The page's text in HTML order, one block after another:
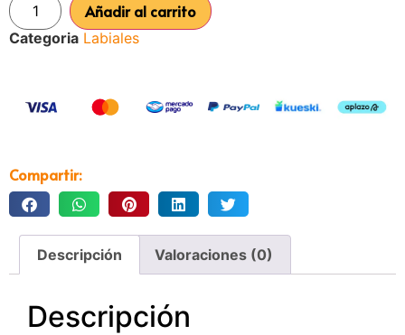
Añadir al carrito
Categoria Labiales
Compartir:
Descripción Valoraciones (0)
Descripción